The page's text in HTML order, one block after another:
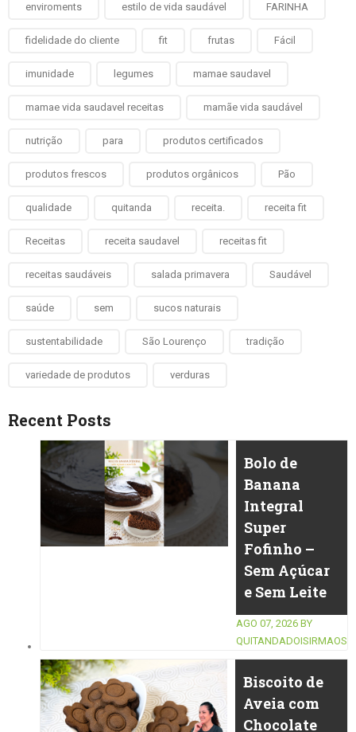
enviroments estilo de vida saudável FARINHA
fidelidade do cliente fit frutas Fácil
imunidade legumes mamae saudavel
mamae vida saudavel receitas mamãe vida saudável
nutrição para produtos certificados
produtos frescos produtos orgânicos Pão
qualidade quitanda receita. receita fit
Receitas receita saudavel receitas fit
receitas saudáveis salada primavera Saudável
saúde sem sucos naturais
sustentabilidade São Lourenço tradição
variedade de produtos verduras
Recent Posts
Bolo de
Banana
Integral
Super
Fofinho –
Sem Açúcar
e Sem Leite
AGO 07, 2026 BY
QUITANDADOISIRMAOS
Biscoito de
Aveia com
Chocolate